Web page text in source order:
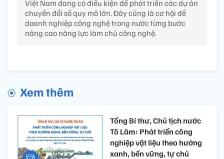
Việt Nam đang có điều kiện để phát triển các dự án
chuyển đổi số quy mô lớn. Đây cũng là cơ hội để
doanh nghiệp công nghệ trong nước từng bước
nâng cao năng lực làm chủ công nghệ.
Xem thêm
Tổng Bí thư, Chủ tịch nước
Tô Lâm: Phát triển công
nghiệp vật liệu theo hướng
xanh, bền vững, tự chủ